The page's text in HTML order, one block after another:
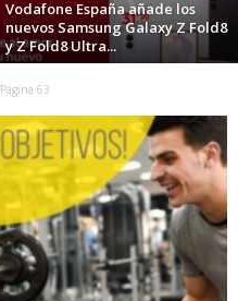
Vodafone España añade los
nuevos Samsung Galaxy Z Fold8
y Z Fold8 Ultra...
Página 63